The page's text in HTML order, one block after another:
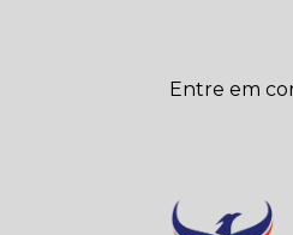
Entre em